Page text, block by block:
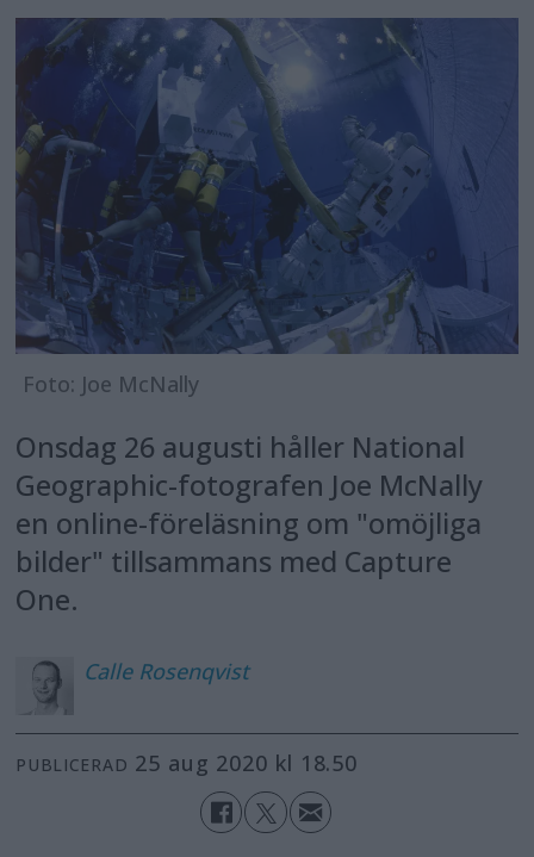
Foto: Joe McNally
Onsdag 26 augusti håller National
Geographic-fotografen Joe McNally
en online-föreläsning om "omöjliga
bilder" tillsammans med Capture
One.
Calle Rosenqvist
PUBLICERAD 25 aug 2020 kl 18.50